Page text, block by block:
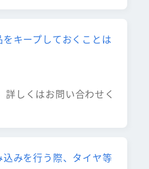
キープしておくことは
詳しくはお問い合わせく
みを行う際、タイヤ等